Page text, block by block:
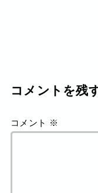
コメントを残
コメント ※